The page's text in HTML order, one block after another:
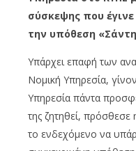
σύσκεψης που
την υπόθεση
Υπάρχει επαφή των
Νομική Υπηρεσία,
Υπηρεσία πάντα
της ζητηθεί, πρόσθεσε
το ενδεχόμενο να